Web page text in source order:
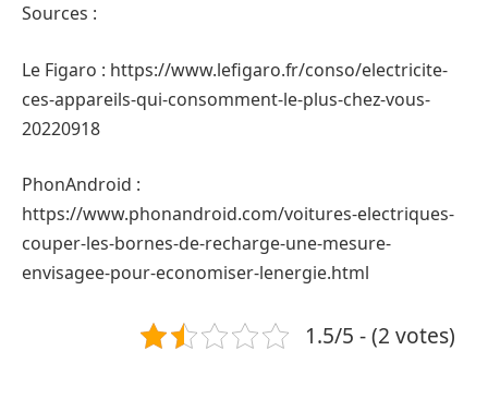
Sources :
Le Figaro : https://www.lefigaro.fr/conso/electricite-
ces-appareils-qui-consomment-le-plus-chez-vous-
20220918
PhonAndroid :
https://www.phonandroid.com/voitures-electriques-
couper-les-bornes-de-recharge-une-mesure-
envisagee-pour-economiser-lenergie.html
1.5/5 - (2 votes)